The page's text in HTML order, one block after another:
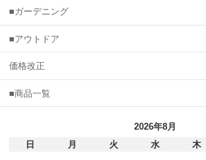
■ガーデニング
■アウトドア
価格改正
■商品一覧
2026年8月
日
月 火 水 木